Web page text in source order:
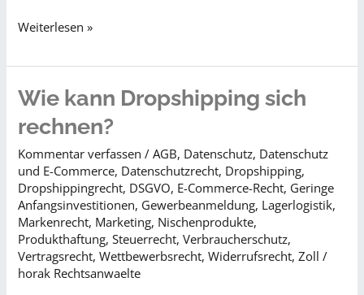
Schnell
–
teuer
Worauf
Sie
beim
Dropshipping
rechtlich
achten
sollten
Weiterlesen »
Wie kann Dropshipping sich
rechnen?
Kommentar verfassen /AGB, Datenschutz, Datenschutz
und E-Commerce, Datenschutzrecht, Dropshipping,
Dropshippingrecht, DSGVO, E-Commerce-Recht, Geringe
Anfangsinvestitionen, Gewerbeanmeldung, Lagerlogistik,
Markenrecht, Marketing, Nischenprodukte,
Produkthaftung,Steuerrecht,Verbraucherschutz,
Vertragsrecht,Wettbewerbsrecht,Widerrufsrecht,Zoll /
horak Rechtsanwaelte